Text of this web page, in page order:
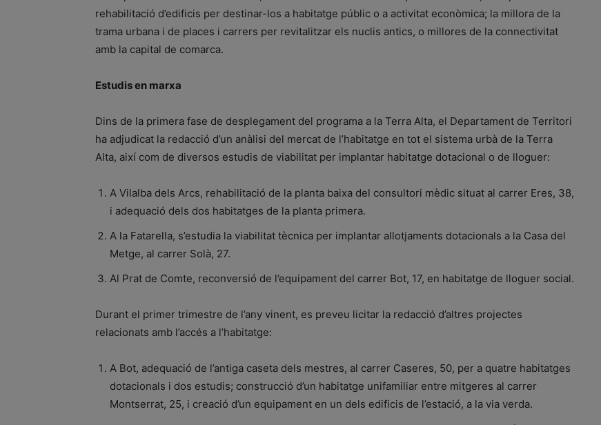
rehabilitació d’edificis per destinar-los a habitatge públic o a activitat econòmica; la millora de la
trama urbana i de places i carrers per revitalitzar els nuclis antics, o millores de la connectivitat
amb la capital de comarca.
Estudis en marxa
Dins de la primera fase de desplegament del programa a la Terra Alta, el Departament de Territori
ha adjudicat la redacció d’un anàlisi del mercat de l’habitatge en tot el sistema urbà de la Terra
Alta, així com de diversos estudis de viabilitat per implantar habitatge dotacional o de lloguer:
A Vilalba dels Arcs, rehabilitació de la planta baixa del consultori mèdic situat al carrer Eres, 38,
i adequació dels dos habitatges de la planta primera.
A la Fatarella, s’estudia la viabilitat tècnica per implantar allotjaments dotacionals a la Casa del
Metge, al carrer Solà, 27.
Al Prat de Comte, reconversió de l’equipament del carrer Bot, 17, en habitatge de lloguer social.
Durant el primer trimestre de l’any vinent, es preveu licitar la redacció d’altres projectes
relacionats amb l’accés a l’habitatge:
A Bot, adequació de l’antiga caseta dels mestres, al carrer Caseres, 50, per a quatre habitatges
dotacionals i dos estudis; construcció d’un habitatge unifamiliar entre mitgeres al carrer
Montserrat, 25, i creació d’un equipament en un dels edificis de l’estació, a la via verda.